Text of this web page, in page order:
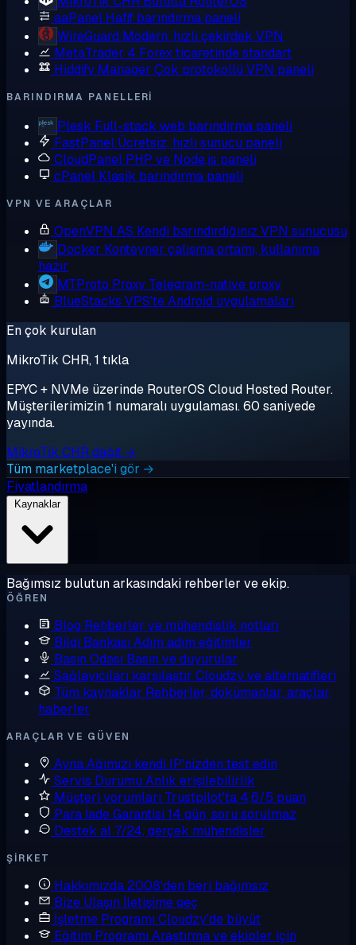
aaPanel Hafif barındırma paneli
WireGuard Modern, hızlı çekirdek VPN
MetaTrader 4 Forex ticaretinde standart
Hiddify Manager Çok protokollü VPN paneli
BARINDIRMA PANELLERI
Plesk Full-stack web barındırma paneli
FastPanel Ücretsiz, hızlı sunucu paneli
CloudPanel PHP ve Node.js paneli
cPanel Klasik barındırma paneli
VPN VE ARAÇLAR
OpenVPN AS Kendi barındırdığınız VPN sunucusu
Docker Konteyner çalışma ortamı, kullanıma
hazır
MTProto Proxy Telegram-native proxy
BlueStacks VPS'te Android uygulamaları
En çok kurulan
MikroTik CHR, 1 tıkla
EPYC + NVMe üzerinde RouterOS Cloud Hosted Router.
Müşterilerimizin 1 numaralı uygulaması. 60 saniyede
yayında.
MikroTik CHR dağıt →
Tüm marketplace'i gör →
Fiyatlandırma
Kaynaklar
Bağımsız bulutun arkasındaki rehberler ve ekip.
ÖĞREN
Blog Rehberler ve mühendislik notları
Bilgi Bankası Adım adım eğitimler
Basın Odası Basın ve duyurular
Sağlayıcıları karşılaştır Cloudzy ve alternatifleri
Tüm kaynaklar Rehberler, dokümanlar, araçlar,
haberler
ARAÇLAR VE GÜVEN
AynaAğımızı kendi IP'nizden test edin
Servis Durumu Anlık erişilebilirlik
Müşteri yorumları Trustpilot'ta 4,6/5 puan
Para İade Garantisi 14 gün, soru sorulmaz
Destek al 7/24, gerçek mühendisler
ŞIRKET
Hakkımızda 2008'den beri bağımsız
Bize Ulaşın İletişime geç
İşletme Programı Cloudzy'de büyüt
Eğitim Programı Araştırma ve ekipler için